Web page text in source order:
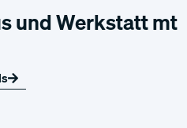
und Werkstatt mt